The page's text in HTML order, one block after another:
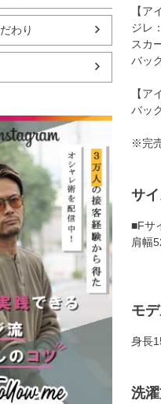
わり
【ア
ジレ：
スカ
バッ
【ア
バッ
※完
サ
■Fサ
肩幅
モ
身長
洗